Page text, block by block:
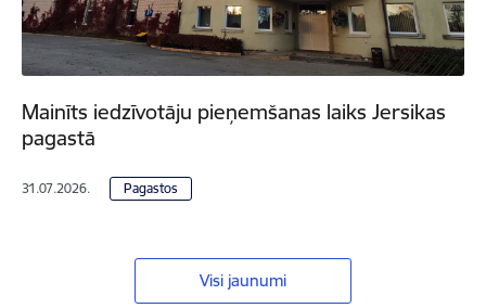
Mainīts iedzīvotāju pieņemšanas laiks Jersikas
pagastā
31.07.2026. Pagastos
Visi jaunumi